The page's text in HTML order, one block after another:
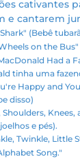
cativantes
e cantarem
(Bebê
on the
Had a
tinha uma
Happy and
disso)
Knees,
e pés).
Twinkle, Little
Song."